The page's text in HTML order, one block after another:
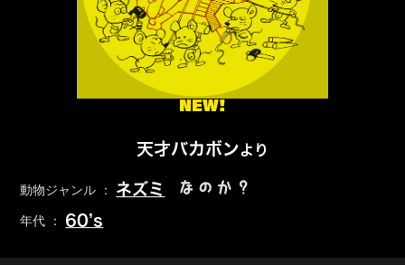
NEW!
天才バカボンより
動物ジャンル ： ネズミ なのか？
年代 ： 60’s